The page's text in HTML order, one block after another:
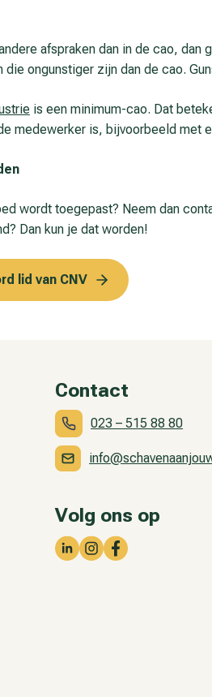
afspraken dan in de cao,
ongunstiger zijn dan de cao.
is een minimum-cao. Dat
medewerker is, bijvoorbeeld met
wordt toegepast? Neem dan
Dan kun je dat worden!
lid van CNV
Contact
023 – 515 88 80
Volg ons op